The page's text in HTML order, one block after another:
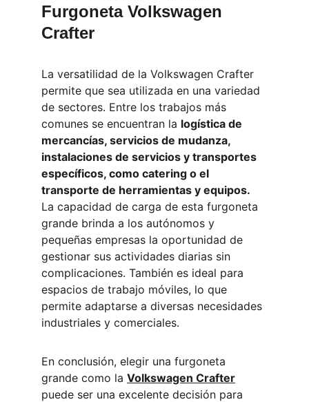
Furgoneta Volkswagen
Crafter
La versatilidad de la Volkswagen Crafter
permite que sea utilizada en una variedad
de sectores. Entre los trabajos más
comunes se encuentran la logística de
mercancías, servicios de mudanza,
instalaciones de servicios y transportes
específicos, como catering o el
transporte de herramientas y equipos.
La capacidad de carga de esta furgoneta
grande brinda a los autónomos y
pequeñas empresas la oportunidad de
gestionar sus actividades diarias sin
complicaciones. También es ideal para
espacios de trabajo móviles, lo que
permite adaptarse a diversas necesidades
industriales y comerciales.
En conclusión, elegir una furgoneta
grande como la Volkswagen Crafter
puede ser una excelente decisión para